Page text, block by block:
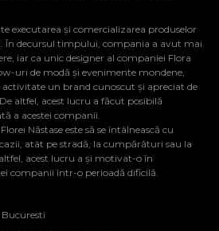
executarea și comercializarea produselor
În decursul timpului, compania a avut mai
iar ca unic designer al companiei Flora
uri de modă și evenimente mondene,
activitate un brand cunoscut și apreciat de
altfel, acest lucru a făcut posibilă
a acestei companii.
Năstase este să se întâlnească cu
atât pe stradă, la cumpărături sau la
acest lucru a și motivat-o în
companii într-o perioadă dificilă.